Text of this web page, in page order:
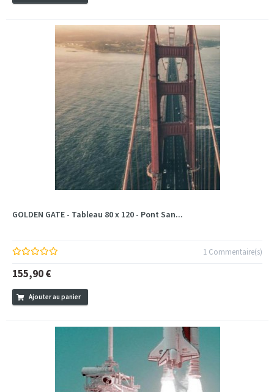
GOLDEN GATE - Tableau 80 x 120 - Pont San...
1 Commentaire(s)
155,90 €
Ajouter au panier